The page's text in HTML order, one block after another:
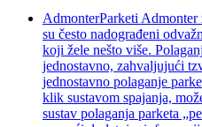
AdmonterParketi Admonter
su često nadograđeni
koji žele nešto više.
jednostavno, zahvaljujući
jednostavno polaganje
klik sustavom spajanja,
sustav polaganja parketa